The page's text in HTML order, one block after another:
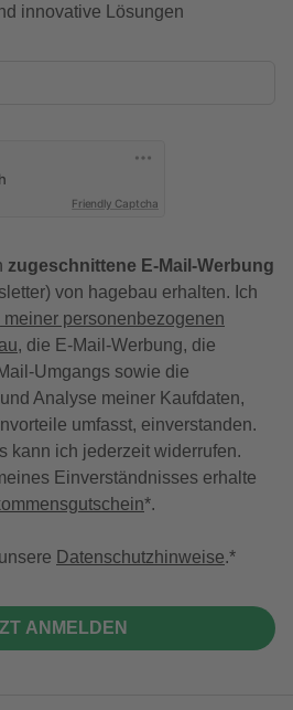
innovative Lösungen
Friendly Captcha
zugeschnittene E-Mail-Werbung
von hagebau erhalten. Ich
meiner personenbezogenen
, die E-Mail-Werbung, die
Umgangs sowie die
Analyse meiner Kaufdaten,
umfasst, einverstanden.
kann ich jederzeit widerrufen.
Einverständnisses erhalte
*.
Datenschutzhinweise.
ANMELDEN